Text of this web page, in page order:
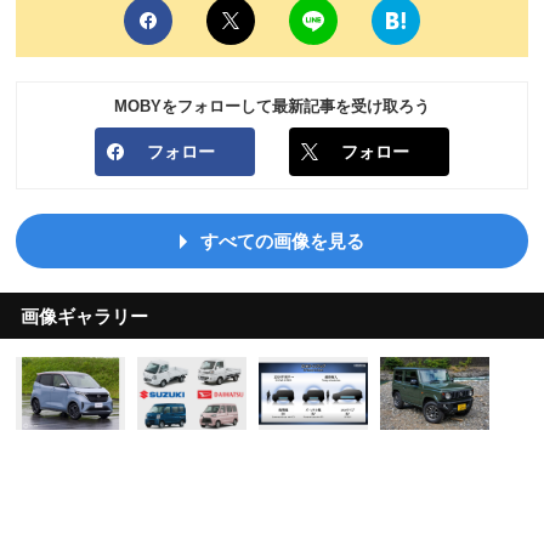
MOBYをフォローして最新記事を受け取ろう
フォロー フォロー
すべての画像を見る
画像ギャラリー